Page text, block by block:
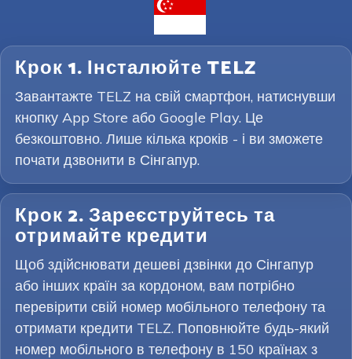
Крок 1. Інсталюйте TELZ
Завантажте TELZ на свій смартфон, натиснувши
кнопку App Store або Google Play. Це
безкоштовно. Лише кілька кроків - і ви зможете
почати дзвонити в Сінгапур.
Крок 2. Зареєструйтесь та
отримайте кредити
Щоб здійснювати дешеві дзвінки до Сінгапур
або інших країн за кордоном, вам потрібно
перевірити свій номер мобільного телефону та
отримати кредити TELZ. Поповнюйте будь-який
номер мобільного в телефону в 150 країнах з